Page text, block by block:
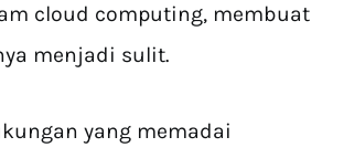
cloud computing, membuat
menjadi sulit.
yang memadai